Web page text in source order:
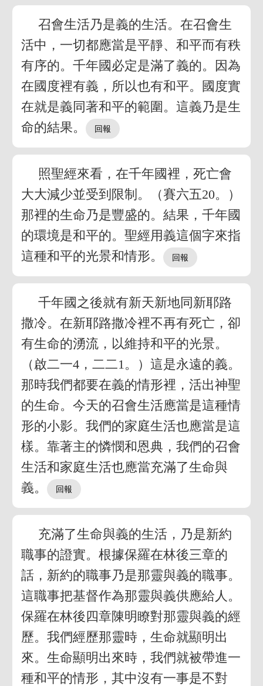
召會生活乃是義的生活。在召會生
活中，一切都應當是平靜、和平而有秩
有序的。千年國必定是滿了義的。因為
在國度裡有義，所以也有和平。國度實
在就是義同著和平的範圍。這義乃是生
命的結果。
照聖經來看，在千年國裡，死亡會
大大減少並受到限制。（賽六五20。）
那裡的生命乃是豐盛的。結果，千年國
的環境是和平的。聖經用義這個字來指
這種和平的光景和情形。
千年國之後就有新天新地同新耶路
撒冷。在新耶路撒冷裡不再有死亡，卻
有生命的湧流，以維持和平的光景。
（啟二一4，二二1。）這是永遠的義。
那時我們都要在義的情形裡，活出神聖
的生命。今天的召會生活應當是這種情
形的小影。我們的家庭生活也應當是這
樣。靠著主的憐憫和恩典，我們的召會
生活和家庭生活也應當充滿了生命與
義。
充滿了生命與義的生活，乃是新約
職事的證實。根據保羅在林後三章的
話，新約的職事乃是那靈與義的職事。
這職事把基督作為那靈與義供應給人。
保羅在林後四章陳明瞭對那靈與義的經
歷。我們經歷那靈時，生命就顯明出
來。生命顯明出來時，我們就被帶進一
種和平的情形，其中沒有一事是不對